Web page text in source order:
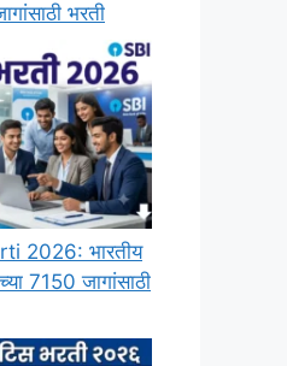
भरती
2026: भारतीय
7150 जागांसाठी